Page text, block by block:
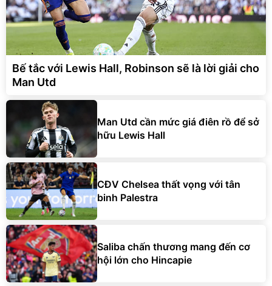
Bế tắc với Lewis Hall, Robinson sẽ là lời giải cho
Man Utd
Man Utd cần mức giá điên rồ để sở
hữu Lewis Hall
CĐV Chelsea thất vọng với tân
binh Palestra
Saliba chấn thương mang đến cơ
hội lớn cho Hincapie